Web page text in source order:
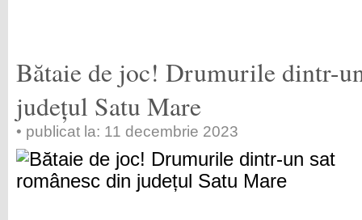
Bătaie de joc! Drumurile dintr-
județul Satu Mare
• publicat la: 11 decembrie 2023